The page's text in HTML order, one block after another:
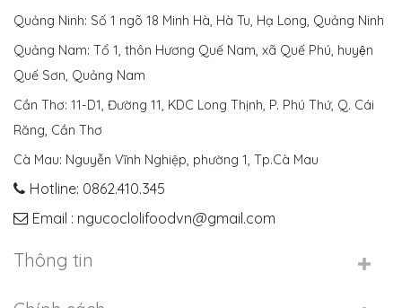
Quảng Ninh: Số 1 ngõ 18 Minh Hà, Hà Tu, Hạ Long, Quảng Ninh
Quảng Nam: Tổ 1, thôn Hương Quế Nam, xã Quế Phú, huyện
Quế Sơn, Quảng Nam
Cần Thơ: 11-D1, Đường 11, KDC Long Thịnh, P. Phú Thứ, Q. Cái
Răng, Cần Thơ
Cà Mau: Nguyễn Vĩnh Nghiệp, phường 1, Tp.Cà Mau
Hotline: 0862.410.345
Email : ngucoclolifoodvn@gmail.com
Thông tin